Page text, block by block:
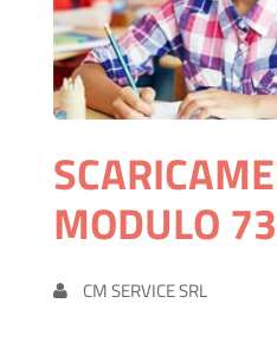
MODULO
CM SERVICE SRL